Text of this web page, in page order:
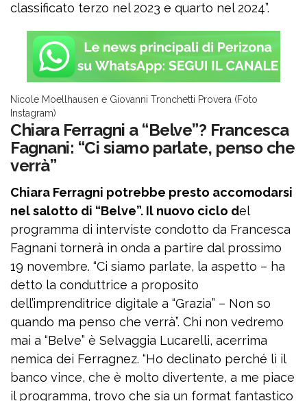
classificato terzo nel 2023 e quarto nel 2024”.
Nicole Moellhausen e Giovanni Tronchetti Provera (Foto
Instagram)
Chiara Ferragni a “Belve”? Francesca
Fagnani: “Ci siamo parlate, penso che
verrà”
Chiara Ferragni potrebbe presto accomodarsi
nel salotto di “Belve”. Il nuovo ciclo del
programma di interviste condotto da Francesca
Fagnani tornerà in onda a partire dal prossimo
19 novembre. “Ci siamo parlate, la aspetto – ha
detto la conduttrice a proposito
dell’imprenditrice digitale a “Grazia” – Non so
quando ma penso che verrà”. Chi non vedremo
mai a “Belve” è Selvaggia Lucarelli, acerrima
nemica dei Ferragnez. “Ho declinato perché lì il
banco vince, che è molto divertente, a me piace
il programma, trovo che sia un format fantastico